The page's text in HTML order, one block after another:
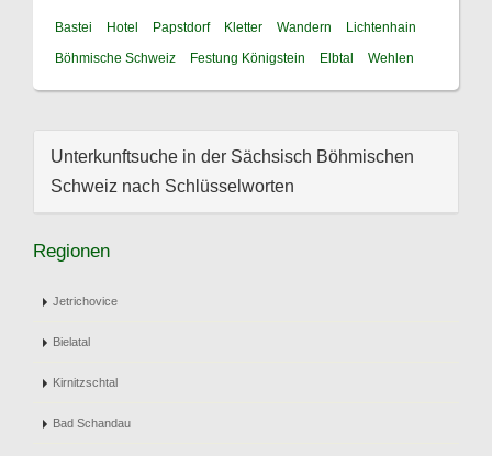
Bastei Hotel Papstdorf Kletter Wandern
Lichtenhain
Böhmische Schweiz
Festung Königstein Elbtal Wehlen
Unterkunftsuche in der Sächsisch Böhmischen
Schweiz nach Schlüsselworten
Regionen
Jetrichovice
Bielatal
Kirnitzschtal
Bad Schandau